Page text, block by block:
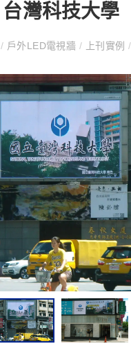
台灣科技大學
/ 戶外LED電視牆 / 上刊實例 /